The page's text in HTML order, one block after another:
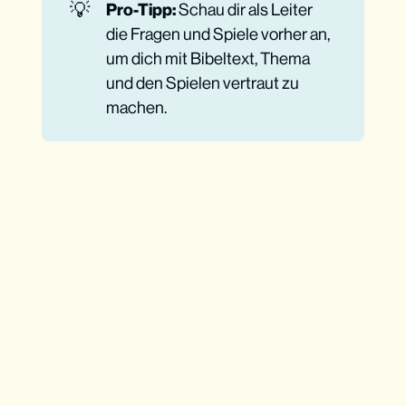
💡 Pro-Tipp:Schau dir als Leiter
die Fragen und Spiele vorher an,
um dich mit Bibeltext, Thema
und den Spielen vertraut zu
machen.